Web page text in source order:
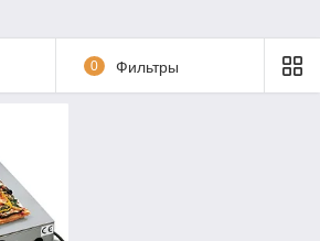
0 Фильтры